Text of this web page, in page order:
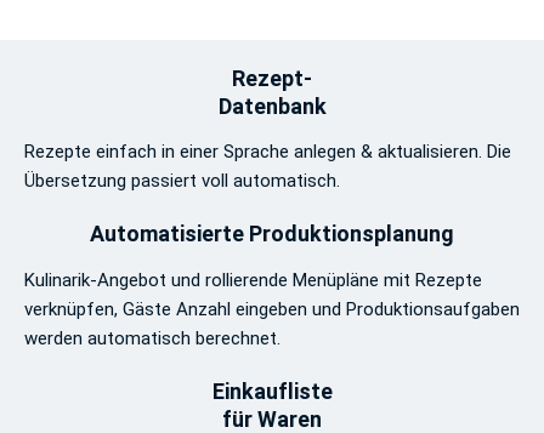
Rezept-
Datenbank
Rezepte einfach in einer Sprache anlegen & aktualisieren. Die
Übersetzung passiert voll automatisch.
Automatisierte Produktionsplanung
Kulinarik-Angebot und rollierende Menüpläne mit Rezepte
verknüpfen, Gäste Anzahl eingeben und Produktionsaufgaben
werden automatisch berechnet.
Einkaufliste
für Waren